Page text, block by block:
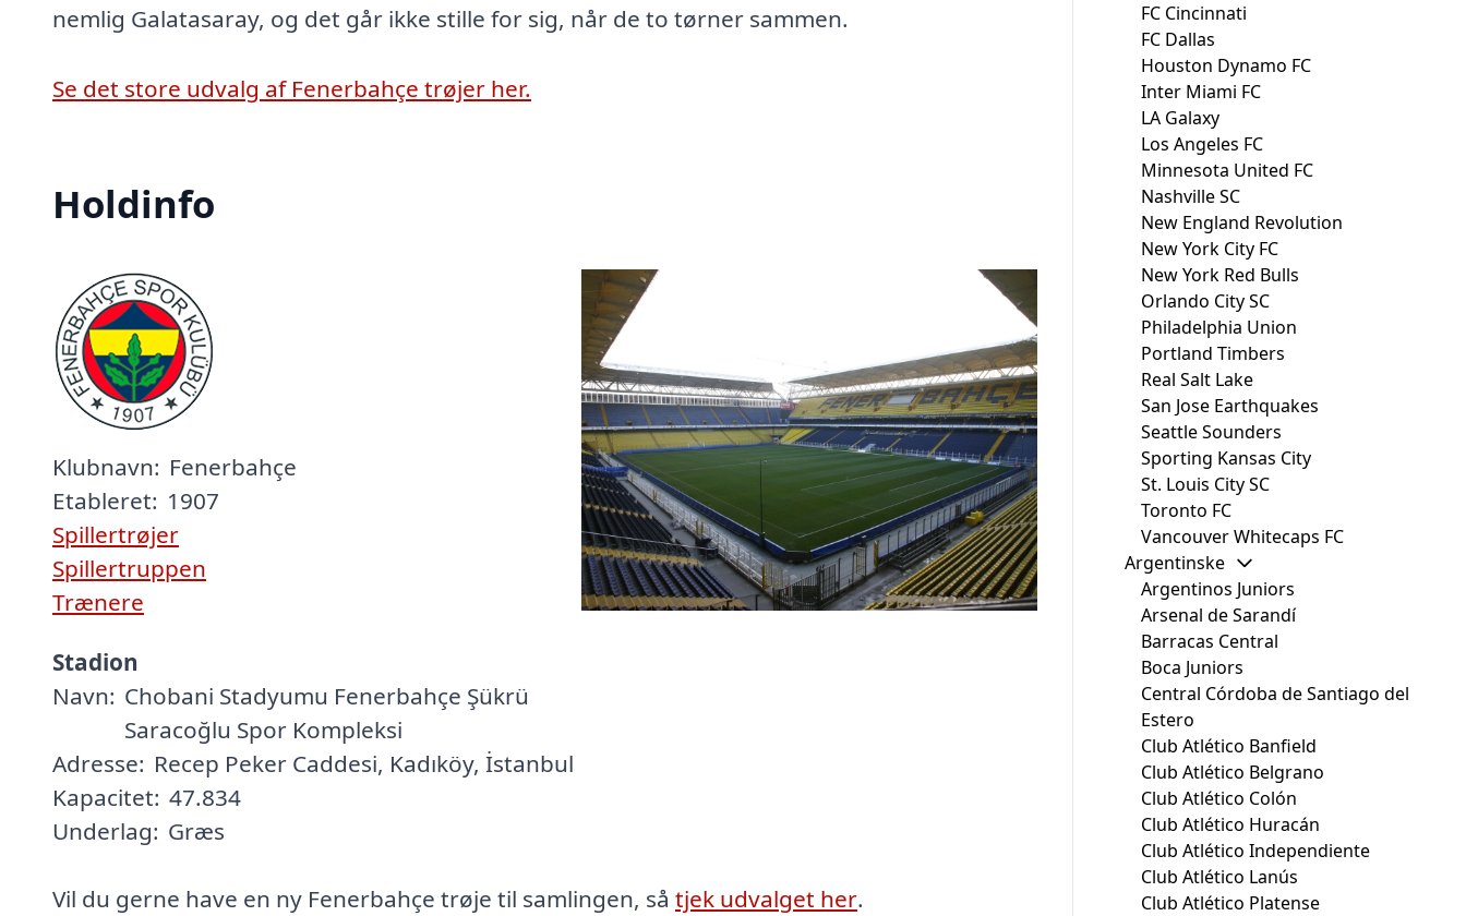
nemlig Galatasaray, og det går ikke stille for sig, når de to tørner sammen.
Se det store udvalg af Fenerbahçe trøjer her.
Holdinfo
Klubnavn: Fenerbahçe
Etableret: 1907
Spillertrøjer
Spillertruppen
Trænere
Stadion
Navn: Chobani Stadyumu Fenerbahçe Şükrü
Saracoğlu Spor Kompleksi
Adresse: Recep Peker Caddesi, Kadıköy, İstanbul
Kapacitet: 47.834
Underlag: Græs
Vil du gerne have en ny Fenerbahçe trøje til samlingen, så tjek udvalget her.
FC Cincinnati
FC Dallas
Houston Dynamo FC
Inter Miami FC
LA Galaxy
Los Angeles FC
Minnesota United FC
Nashville SC
New England Revolution
New York City FC
New York Red Bulls
Orlando City SC
Philadelphia Union
Portland Timbers
Real Salt Lake
San Jose Earthquakes
Seattle Sounders
Sporting Kansas City
St. Louis City SC
Toronto FC
Vancouver Whitecaps FC
Argentinske
Argentinos Juniors
Arsenal de Sarandí
Barracas Central
Boca Juniors
Central Córdoba de Santiago del
Estero
Club Atlético Banfield
Club Atlético Belgrano
Club Atlético Colón
Club Atlético Huracán
Club Atlético Independiente
Club Atlético Lanús
Club Atlético Platense